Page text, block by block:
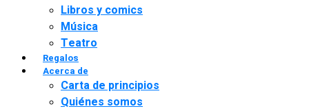
Libros y comics
Música
Teatro
Regalos
Acerca de
Carta de principios
Quiénes somos